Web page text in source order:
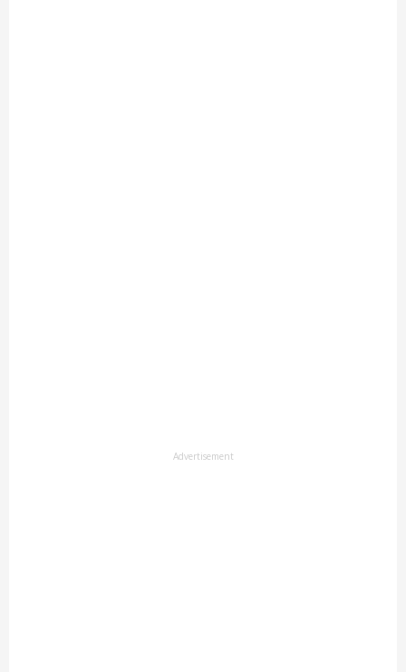
Advertisement